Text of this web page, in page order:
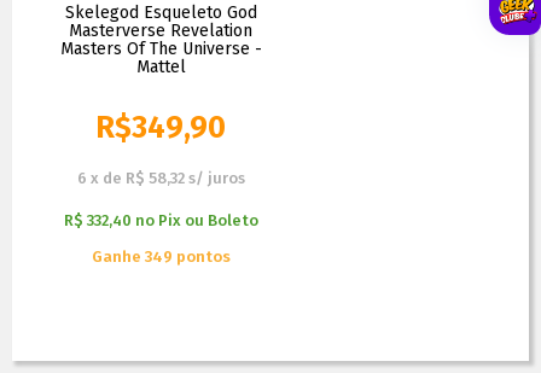
Skelegod Esqueleto God
Masterverse Revelation
Masters Of The Universe -
Mattel
R$349,90
6 x de R$ 58,32 s/ juros
R$ 332,40 no Pix ou Boleto
Ganhe 349 pontos